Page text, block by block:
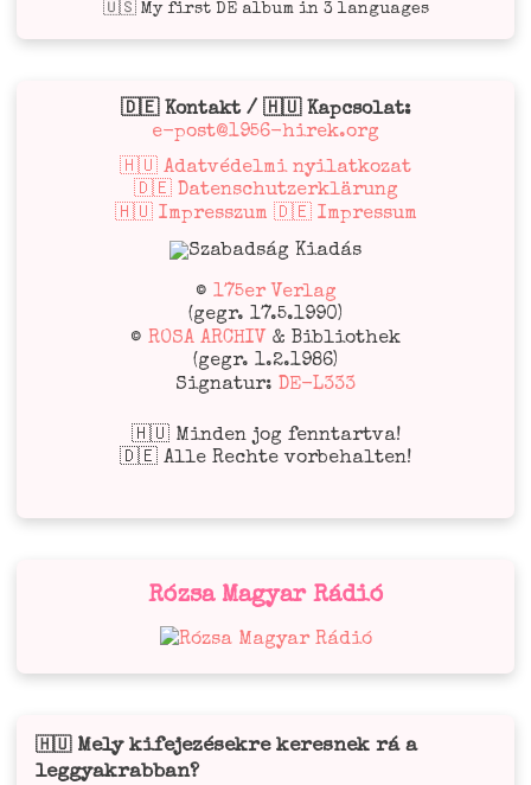
🇺🇸 My first DE album in 3 languages
🇩🇪 Kontakt / 🇭🇺 Kapcsolat:
e-post@1956-hirek.org
🇭🇺 Adatvédelmi nyilatkozat
🇩🇪 Datenschutzerklärung
🇭🇺 Impresszum 🇩🇪 Impressum
© 175er Verlag
(gegr. 17.5.1990)
© ROSA ARCHIV & Bibliothek
(gegr. 1.2.1986)
Signatur: DE-L333
🇭🇺 Minden jog fenntartva!
🇩🇪 Alle Rechte vorbehalten!
Rózsa Magyar Rádió
🇭🇺 Mely kifejezésekre keresnek rá a
leggyakrabban?